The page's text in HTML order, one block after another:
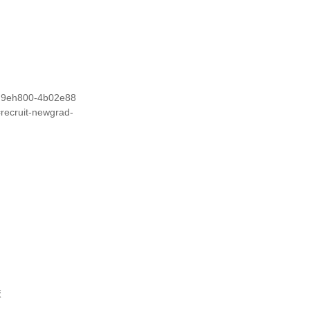
4b02e88
newgrad-